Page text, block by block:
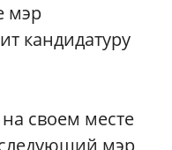
мэр
кандидатуру
своем месте